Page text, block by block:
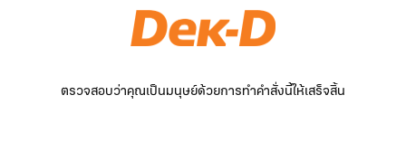
ตรวจสอบว่าคุณเป็นมนุษย์ด้วยการทำคำสั่งนี้ให้เสร็จสิ้น